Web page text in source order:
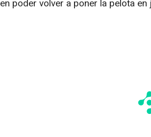
en poder volver a poner la pelota